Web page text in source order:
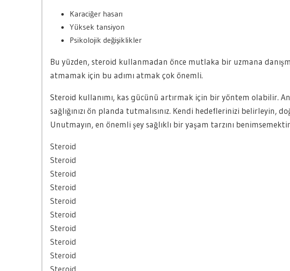
Karaciğer hasarı
Yüksek tansiyon
Psikolojik değişiklikler
Bu yüzden, steroid kullanmadan önce mutlaka bir uzmana
atmamak için bu adımı atmak çok önemli.
Steroid kullanımı, kas gücünü artırmak için bir yöntem olabilir.
sağlığınızı ön planda tutmalısınız. Kendi hedeflerinizi belirleyin,
Unutmayın, en önemli şey sağlıklı bir yaşam tarzını
Steroid
Steroid
Steroid
Steroid
Steroid
Steroid
Steroid
Steroid
Steroid
Steroid